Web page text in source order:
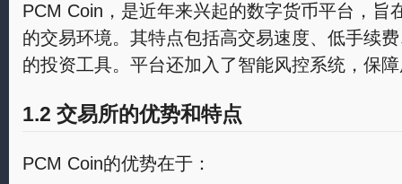
PCM Coin，是近年来兴起的数字货币平台，旨
的交易环境。其特点包括高交易速度、低手续
的投资工具。平台还加入了智能风控系统，保
1.2 交易所的优势和特点
PCM Coin的优势在于：